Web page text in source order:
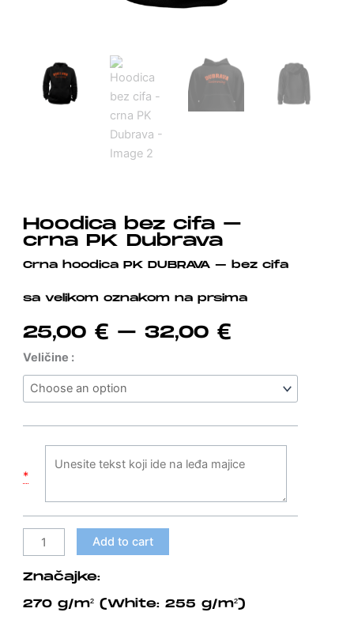
Hoodica bez cifa –
crna PK Dubrava
Crna hoodica PK DUBRAVA – bez cifa
sa velikom oznakom na prsima
25,00 € – 32,00 €
25,00 €
Through
32,00 €
Veličine :
*
Hoodica
bez
cifa
crna
Dubrava
quantity
Add to cart
Značajke:
270 g/m² (White: 255 g/m²)